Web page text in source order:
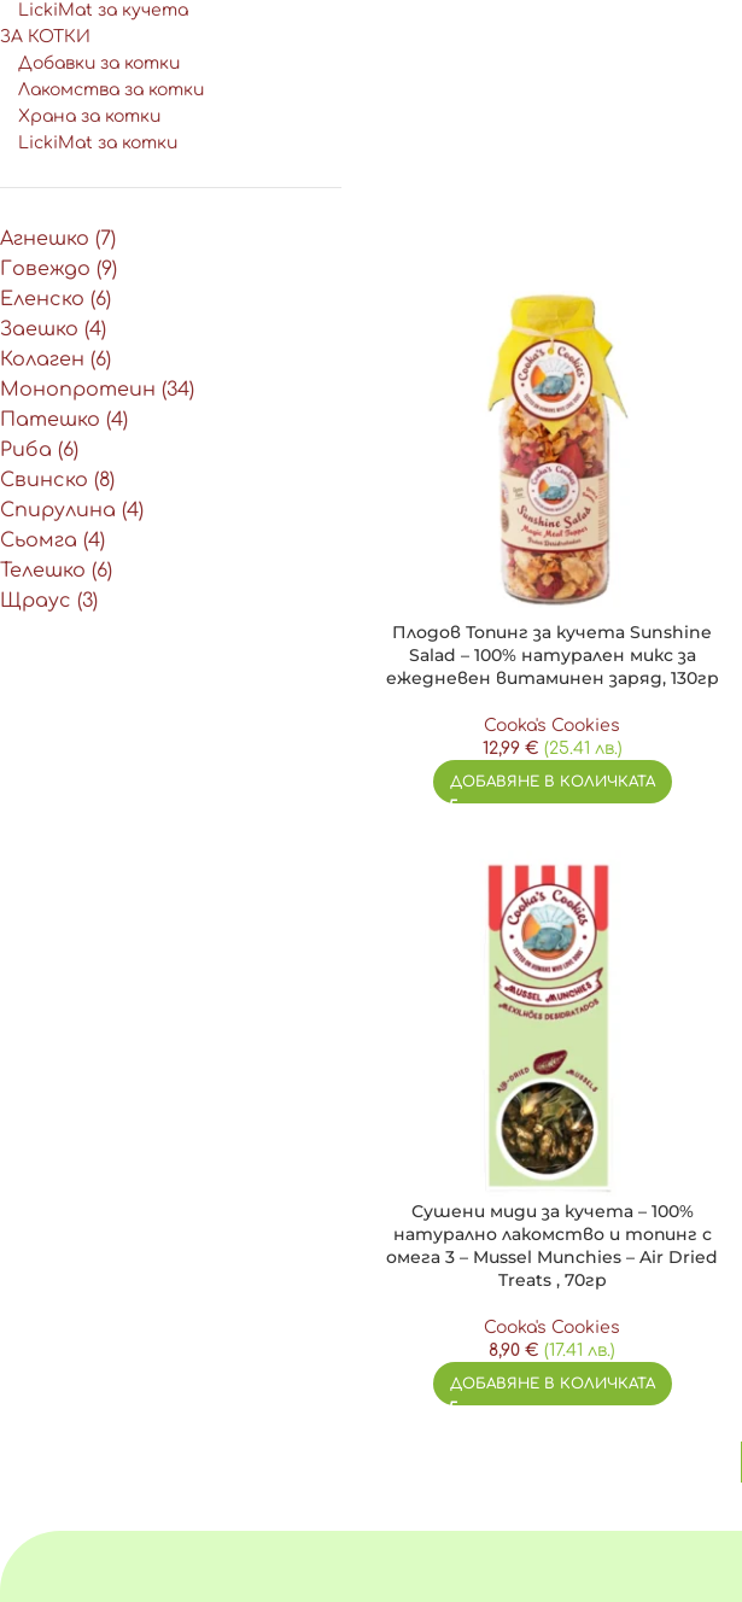
LickiMat за кучета
ЗА КОТКИ
Добавки за котки
Лакомства за котки
Храна за котки
LickiMat за котки
Агнешко (7)
Говеждо (9)
Еленско (6)
Заешко (4)
Колаген (6)
Монопротеин (34)
Патешко (4)
Риба (6)
Свинско (8)
Спирулина (4)
Сьомга (4)
Телешко (6)
Щраус (3)
Плодов Топинг за кучета Sunshine
Salad – 100% натурален микс за
ежедневен витаминен заряд, 130гр
Cooka's Cookies
12,99 € (25.41 лв.)
ДОБАВЯНЕ В КОЛИЧКАТА
Сушени миди за кучета – 100%
натурално лакомство и топинг с
омега 3 – Mussel Munchies – Air Dried
Treats , 70гр
Cooka's Cookies
8,90€ (17.41 лв.)
ДОБАВЯНЕ В КОЛИЧКАТА